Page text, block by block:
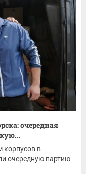
очередная
корпусов в
очередную партию